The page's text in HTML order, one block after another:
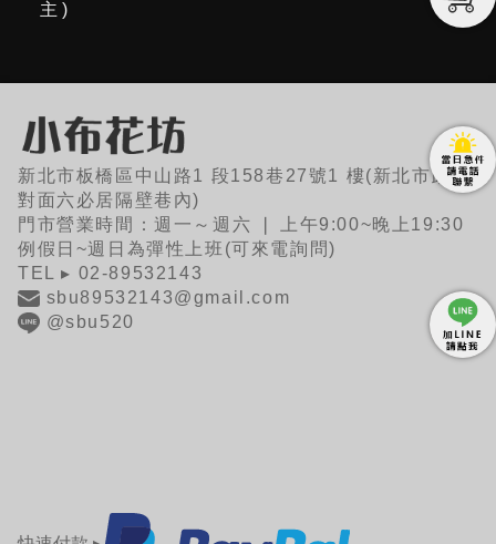
主 )
新北市板橋區中山路1 段158巷27號1 樓(新北市政府
對面六必居隔壁巷內)
門市營業時間：週一～週六 ❘ 上午9:00~晚上19:30
例假日~週日為彈性上班(可來電詢問)
TEL ▸ 02-89532143
sbu89532143@gmail.com
@sbu520